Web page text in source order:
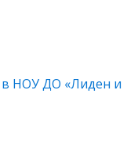
в НОУ ДО «Лиден и